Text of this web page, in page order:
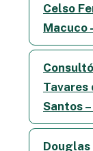
Celso
Macuco
Tavares
Santos –
Douglas